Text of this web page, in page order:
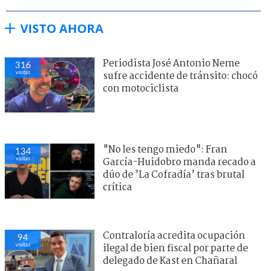
VISTO AHORA
316
visitas
Periodista José Antonio Neme
sufre accidente de tránsito: chocó
con motociclista
134
visitas
"No les tengo miedo": Fran
García-Huidobro manda recado a
dúo de ’La Cofradía’ tras brutal
crítica
94
visitas
Contraloría acredita ocupación
ilegal de bien fiscal por parte de
delegado de Kast en Chañaral